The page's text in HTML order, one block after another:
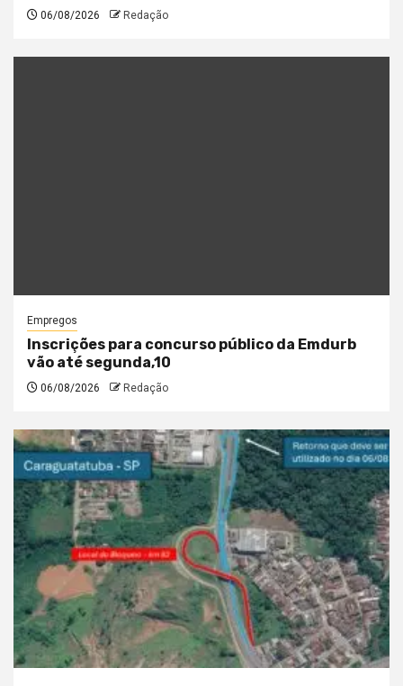
06/08/2026 Redação
Empregos
Inscrições para concurso público da Emdurb
vão até segunda,10
06/08/2026 Redação